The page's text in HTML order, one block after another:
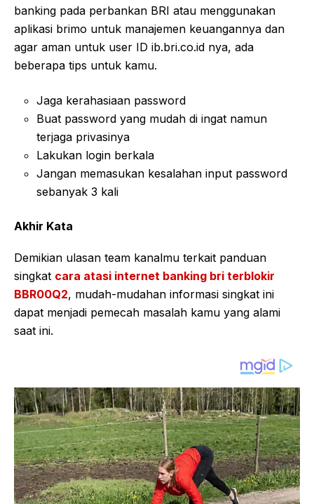
banking pada perbankan BRI atau menggunakan
aplikasi brimo untuk manajemen keuangannya dan
agar aman untuk user ID ib.bri.co.id nya, ada
beberapa tips untuk kamu.
Jaga kerahasiaan password
Buat password yang mudah di ingat namun
terjaga privasinya
Lakukan login berkala
Jangan memasukan kesalahan input password
sebanyak 3 kali
Akhir Kata
Demikian ulasan team kanalmu terkait panduan
singkat cara atasi internet banking bri terblokir
BBR00Q2, mudah-mudahan informasi singkat ini
dapat menjadi pemecah masalah kamu yang alami
saat ini.